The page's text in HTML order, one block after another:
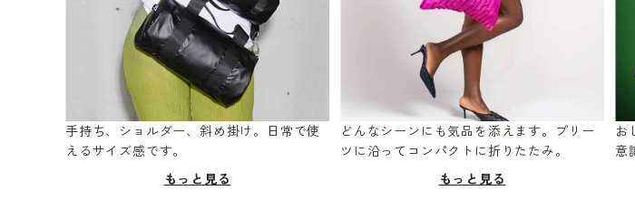
手持ち、ショルダー、斜め掛け。日常で使
えるサイズ感です。
もっと見る
どんなシーンにも気品を添えます。プリー
ツに沿ってコンパクトに折りたたみ。
もっと見る
お
意